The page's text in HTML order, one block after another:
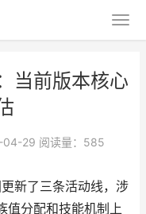
当前版本核心
04-29 阅读量：585
新了三条活动线，涉
值分配和技能机制上